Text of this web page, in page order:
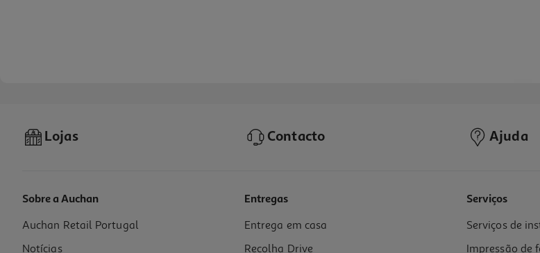
Creme Hidratante Freshly Prebiotic Balance 200ml
24.95 €/un
Lojas Contacto Ajuda
Sobre a Auchan
Auchan Retail Portugal
Notícias
Entregas
Entrega em casa
Recolha Drive
Serviços
Serviços de
Impressão de